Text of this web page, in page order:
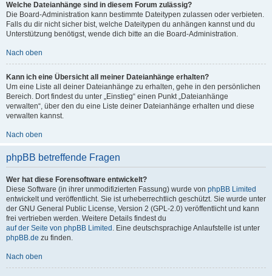
Welche Dateianhänge sind in diesem Forum zulässig?
Die Board-Administration kann bestimmte Dateitypen zulassen oder verbieten.
Falls du dir nicht sicher bist, welche Dateitypen du anhängen kannst und du
Unterstützung benötigst, wende dich bitte an die Board-Administration.
Nach oben
Kann ich eine Übersicht all meiner Dateianhänge erhalten?
Um eine Liste all deiner Dateianhänge zu erhalten, gehe in den persönlichen
Bereich. Dort findest du unter „Einstieg“ einen Punkt „Dateianhänge
verwalten“, über den du eine Liste deiner Dateianhänge erhalten und diese
verwalten kannst.
Nach oben
phpBB betreffende Fragen
Wer hat diese Forensoftware entwickelt?
Diese Software (in ihrer unmodifizierten Fassung) wurde von phpBB Limited
entwickelt und veröffentlicht. Sie ist urheberrechtlich geschützt. Sie wurde unter
der GNU General Public License, Version 2 (GPL-2.0) veröffentlicht und kann
frei vertrieben werden. Weitere Details findest du
auf der Seite von phpBB Limited . Eine deutschsprachige Anlaufstelle ist unter
phpBB.de zu finden.
Nach oben